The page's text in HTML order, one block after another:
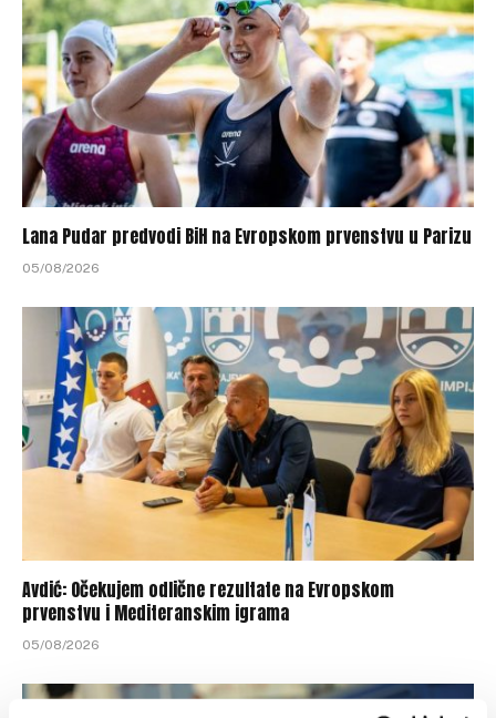
Lana Pudar predvodi BiH na Evropskom prvenstvu u Parizu
05/08/2026
Avdić: Očekujem odlične rezultate na Evropskom
prvenstvu i Mediteranskim igrama
05/08/2026